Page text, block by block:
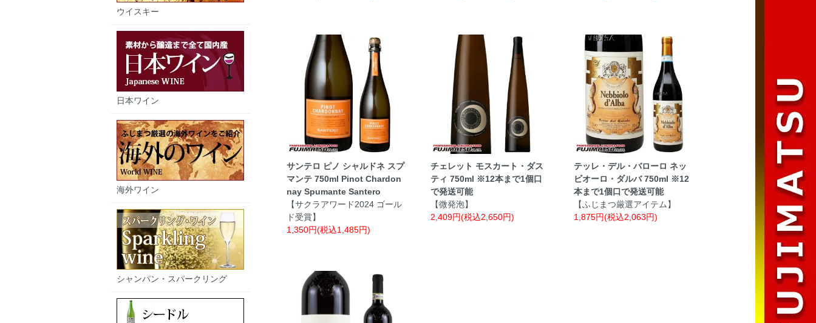
サンテロ ピノ シャルドネ スプ
マンテ 750ml Pinot Chardon
nay Spumante Santero
【サクラアワード2024 ゴール
ド受賞】
1,350円(税込1,485円)
チェレット モスカート・ダス
ティ 750ml ※12本まで1個口
で発送可能
【微発泡】
2,409円(税込2,650円)
テッレ・デル・バローロ ネッ
ビオーロ・ダルバ 750ml ※12
本まで1個口で発送可能
【ふじまつ厳選アイテム】
1,875円(税込2,063円)
ウイスキー
日本ワイン
海外ワイン
シャンパン・スパークリング